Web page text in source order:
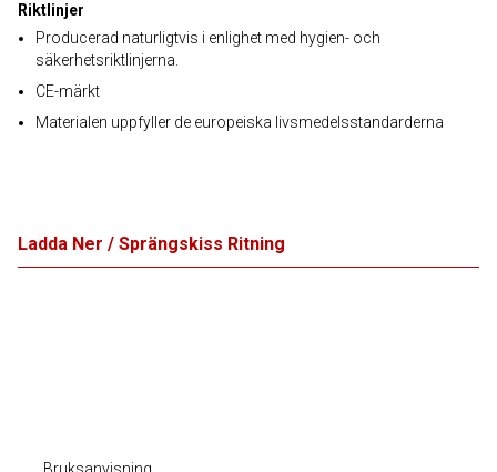
Riktlinjer
Producerad naturligtvis i enlighet med hygien- och
säkerhetsriktlinjerna.
CE-märkt
Materialen uppfyller de europeiska livsmedelsstandarderna
Ladda Ner / Sprängskiss Ritning